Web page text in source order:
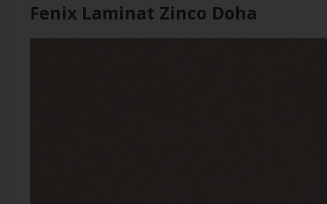
Fenix Laminat Zinco Doha